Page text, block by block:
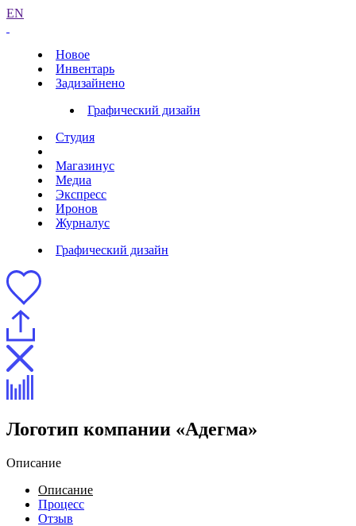
EN
Новое
Инвентарь
Задизайнено
Графический дизайн
Студия
Магазинус
Медиа
Экспресс
Иронов
Журналус
Графический дизайн
Логотип компании «Адегма»
Описание
Описание
Процесс
Отзыв